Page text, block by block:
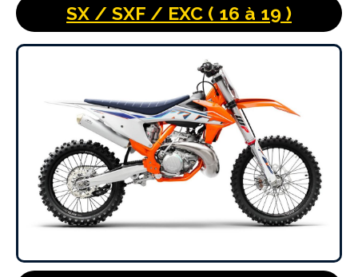
SX / SXF / EXC ( 16 à 19 )